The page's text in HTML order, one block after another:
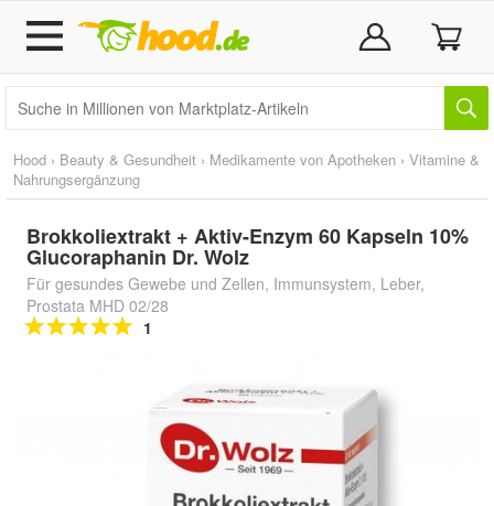
Hood › Beauty & Gesundheit › Medikamente von Apotheken › Vitamine &
Nahrungsergänzung
Brokkoliextrakt + Aktiv-Enzym 60 Kapseln 10%
Glucoraphanin Dr. Wolz
Für gesundes Gewebe und Zellen, Immunsystem, Leber,
Prostata MHD 02/28
1